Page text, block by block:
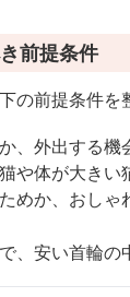
前提条件
の前提条件を
、外出する機
や体が大き
めか、おし
、安い首輪の